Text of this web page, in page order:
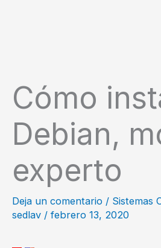
Cómo
Debian,
experto
Deja un comentario / Sistemas
sedlav / febrero 13, 2020